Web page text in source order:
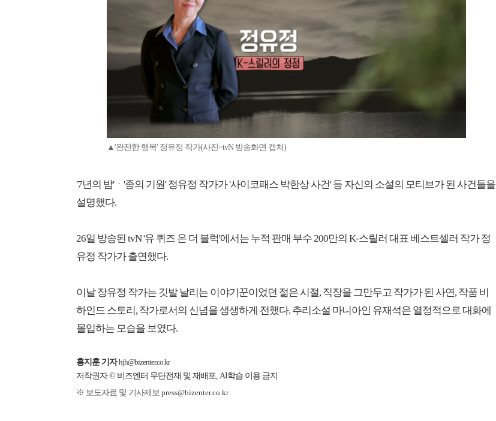
▲'완전한 행복' 정유정 작가(사진=tvN 방송화면 캡처)
'7년의 밤'ㆍ'종의 기원' 정유정 작가가 '사이코패스 박한상 사건' 등 자신의 소설의 모티브가 된 사건들을
설명했다.
26일 방송된 tvN '유 퀴즈 온 더 블럭'에서는 누적 판매 부수 200만의 K-스릴러 대표 베스트셀러 작가 정
유정 작가가 출연했다.
이날 장유정 작가는 깃발 날리는 이야기꾼이었던 젊은 시절, 직장을 그만두고 작가가 된 사연, 작품 비
하인드 스토리, 작가로서의 신념을 생생하게 전했다. 추리소설 마니아인 유재석은 열정적으로 대화에
몰입하는 모습을 보였다.
홍지훈 기자 hjh@bizenter.co.kr
저작권자 © 비즈엔터 무단전재 및 재배포, AI학습 이용 금지
※ 보도자료 및 기사제보 press@bizenter.co.kr